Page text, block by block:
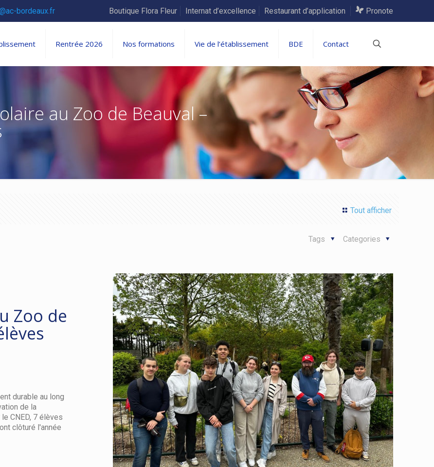
bordeaux.fr Boutique Flora Fleur Internat d’excellence Restaurant d’application Pronote
Rentrée 2026 Nos formations Vie de l’établissement BDE Contact
au Zoo de Beauval –
Tout afficher
Categories
Tags
Zoo de
durable au long
de la
CNED, 7 élèves
clôturé l'année